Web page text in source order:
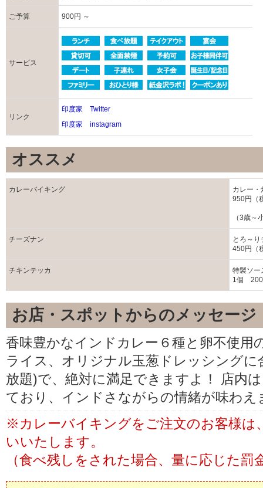
ご予算 900円 ～
サービス
リンク
印度家 Twitter
印度家 instagram
オススメ
カレーバイキング
カレー・
950円（
（3歳～
チーズナン
とろ～
450円（
チキンテッカ
特製ソー
1個 200
お店・スポットからのメッセージ
香味豊かなインドカレー６種と卵不使用
ライス、オリジナル玉葱ドレッシング
放題)で、絶対に満足できますよ！ 店内
ており、インドさながらの情緒が味わえ
※カレーバイキングをご注文のお客様は
いいたします。
（食べ残しをされた場合、量に応じた